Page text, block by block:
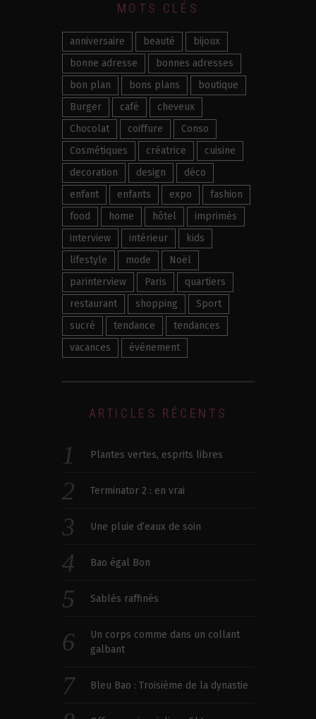
MOTS CLÉS
anniversaire beauté
bijoux
bonne adresse
bonnes adresses
bon plan
bons plans
boutique
Burger
café
cheveux
Chocolat
coiffure
Conso
Cosmétiques
créatrice
cuisine
decoration
design
déco
enfant
enfants expo
fashion
food
home hôtel
imprimés
interview
intérieur
kids
lifestyle
mode
Noël
parinterview
Paris
quartiers
restaurant
shopping
Sport
sucré
tendance
tendances
vacances
événement
ARTICLES RÉCENTS
Plantes vertes, esprits libres
Terminator 2 : en vrai
Une pluie d’eaux de soin
Bao égal Bon
Sablés raffinés
Un corps comme dans un collant
galbant
Bleu Bao : Troisième de la dynastie